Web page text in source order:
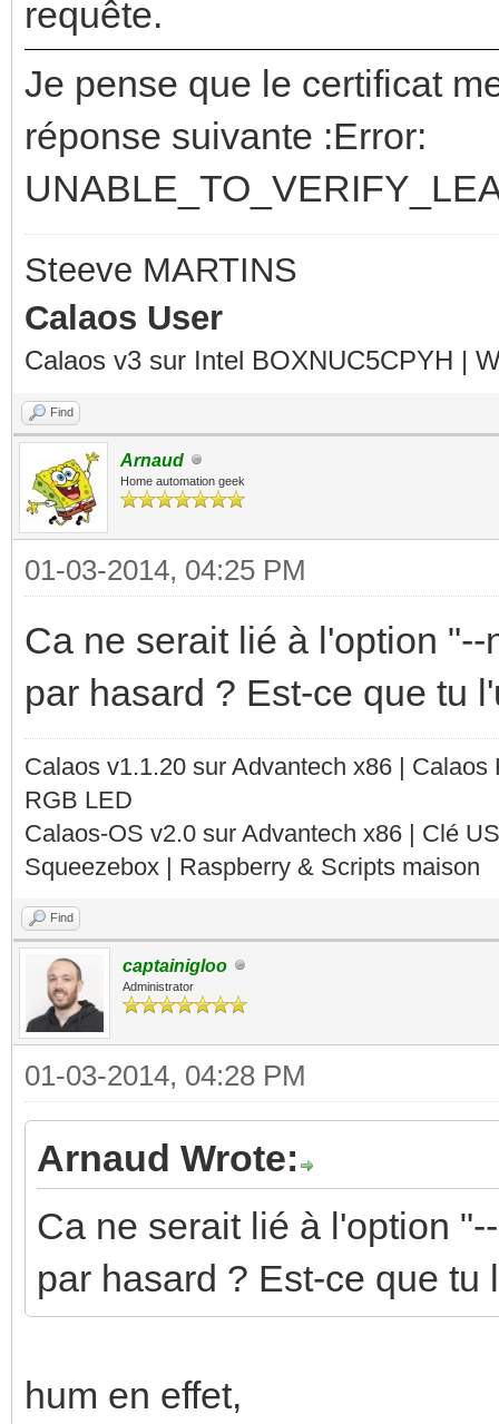
requête.
Je pense que le certificat
réponse suivante :Error:
Steeve MARTINS
Calaos User
Calaos v3 sur Intel BOXNUC5CPYH |
Find
Arnaud
Home automation geek
01-03-2014, 04:25 PM
Ca ne serait lié à l'option
par hasard ? Est-ce que tu
Calaos v1.1.20 sur Advantech x86 |
RGB LED
Calaos-OS v2.0 sur Advantech x86 | Clé
Squeezebox | Raspberry & Scripts maison
Find
captainigloo
Administrator
01-03-2014, 04:28 PM
Arnaud Wrote:
Ca ne serait lié à l'option
par hasard ? Est-ce que tu
hum en effet,